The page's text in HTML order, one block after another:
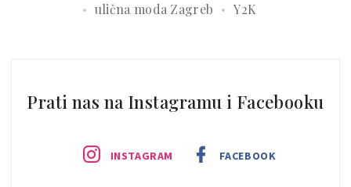
ulična moda Zagreb
Y2K
Prati nas na Instagramu i Facebooku
INSTAGRAM FACEBOOK